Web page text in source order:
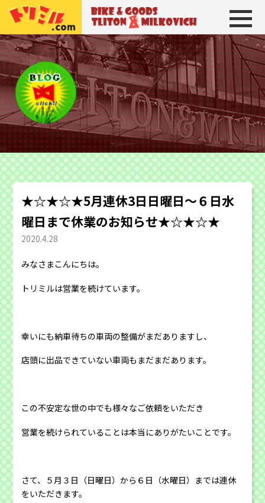
トリトン＆ミルコビッチ BIKE＆
★☆★☆★5月連休3日日曜日～６日水
曜日まで休業のお知らせ★☆★☆★
2020.4.28
みなさまこんにちは。
トリミルは営業を続けています。
幸いにも納車待ちの車両の整備がまだありますし、
店頭に出品できていない車両もまだまだあります。
この不安定な世の中でも様々なご依頼をいただき
営業を続けられていることは本当にありがたいことです。
さて、５月３日（日曜日）から６日（水曜日）までは連休
をいただきます。